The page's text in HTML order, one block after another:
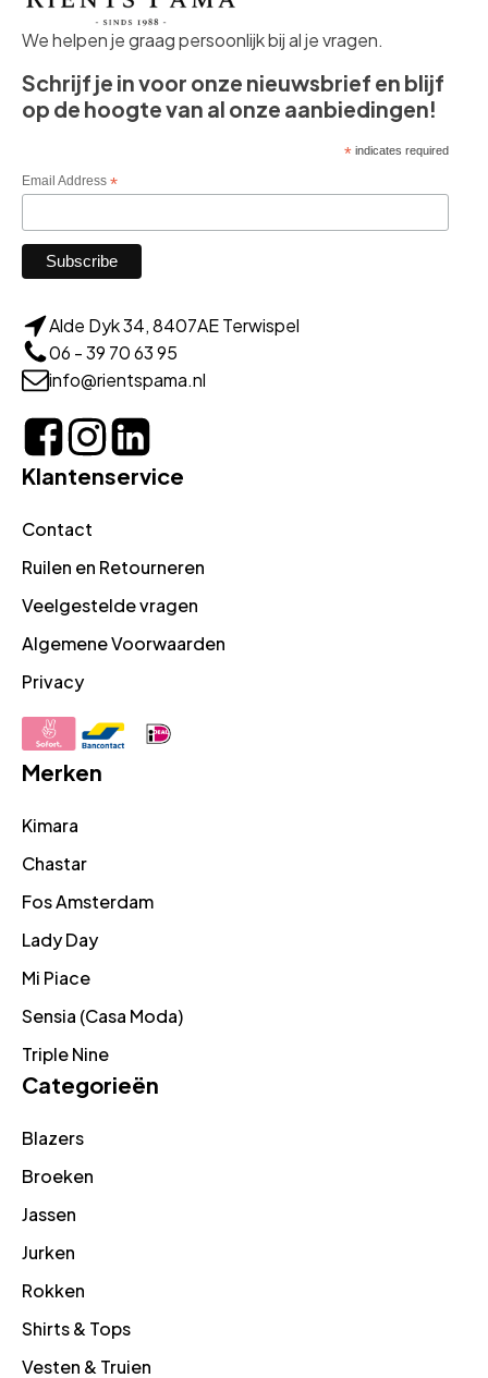
We helpen je graag persoonlijk bij al je vragen.
Schrijf je in voor onze nieuwsbrief en blijf
op de hoogte van al onze aanbiedingen!
*indicates required
Email Address *
Alde Dyk 34, 8407AE Terwispel
06 - 39 70 63 95
info@rientspama.nl
Klantenservice
Contact
Ruilen en Retourneren
Veelgestelde vragen
Algemene Voorwaarden
Privacy
Merken
Kimara
Chastar
Fos Amsterdam
Lady Day
Mi Piace
Sensia (Casa Moda)
Triple Nine
Categorieën
Blazers
Broeken
Jassen
Jurken
Rokken
Shirts & Tops
Vesten & Truien